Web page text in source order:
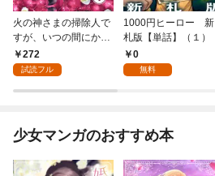
火の神さまの掃除人で
すが、いつの間にか花
嫁として溺愛されてい
ます【単話】（１）
272
試読フル
1000円ヒーロー 新
札版【単話】（１）
0
無料
少女マンガのおすすめ本